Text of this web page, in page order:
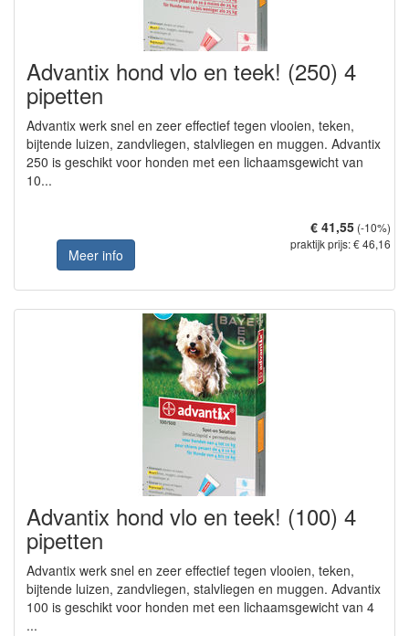
Advantix hond vlo en teek! (250) 4
pipetten
Advantix werk snel en zeer effectief tegen vlooien, teken,
bijtende luizen, zandvliegen, stalvliegen en muggen. Advantix
250 is geschikt voor honden met een lichaamsgewicht van
10...
Meer info
€ 41,55 (-10%)
praktijk prijs: € 46,16
Advantix hond vlo en teek! (100) 4
pipetten
Advantix werk snel en zeer effectief tegen vlooien, teken,
bijtende luizen, zandvliegen, stalvliegen en muggen. Advantix
100 is geschikt voor honden met een lichaamsgewicht van 4
...